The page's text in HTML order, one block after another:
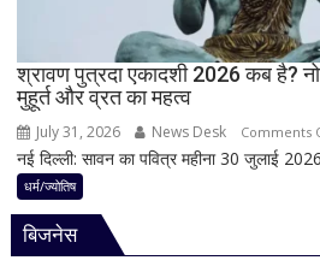
श्रावण पुत्रदा एकादशी 2026 कब है?
मुहूर्त और व्रत का महत्व
July 31, 2026 News Desk Comments
नई दिल्ली: सावन का पवित्र महीना 30 जुलाई
धर्म/ज्योतिष
बिजनेस